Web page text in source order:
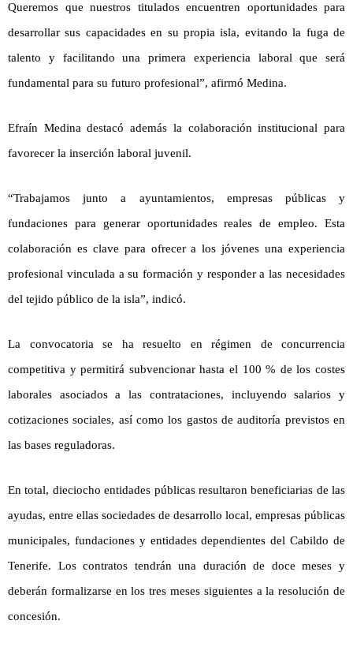
Queremos que nuestros titulados encuentren oportunidades para
desarrollar sus capacidades en su propia isla, evitando la fuga de
talento y facilitando una primera experiencia laboral que será
fundamental para su futuro profesional”, afirmó Medina.
Efraín Medina destacó además la colaboración institucional para
favorecer la inserción laboral juvenil.
“Trabajamos junto a ayuntamientos, empresas públicas y
fundaciones para generar oportunidades reales de empleo. Esta
colaboración es clave para ofrecer a los jóvenes una experiencia
profesional vinculada a su formación y responder a las necesidades
del tejido público de la isla”, indicó.
La convocatoria se ha resuelto en régimen de concurrencia
competitiva y permitirá subvencionar hasta el 100 % de los costes
laborales asociados a las contrataciones, incluyendo salarios y
cotizaciones sociales, así como los gastos de auditoría previstos en
las bases reguladoras.
En total, dieciocho entidades públicas resultaron beneficiarias de las
ayudas, entre ellas sociedades de desarrollo local, empresas públicas
municipales, fundaciones y entidades dependientes del Cabildo de
Tenerife. Los contratos tendrán una duración de doce meses y
deberán formalizarse en los tres meses siguientes a la resolución de
concesión.